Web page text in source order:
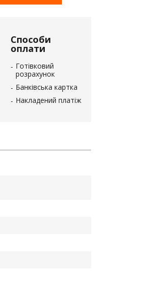
Способи
оплати
Готівковий
розрахунок
Банківська картка
Накладений платіж